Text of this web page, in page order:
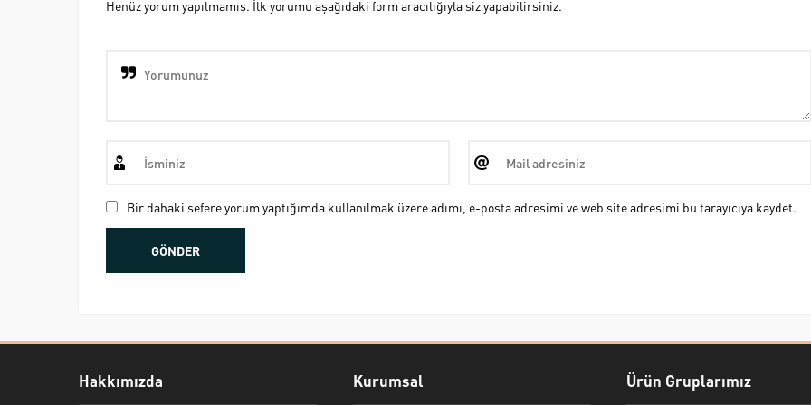
Henüz yorum yapılmamış. İlk yorumu aşağıdaki form aracılığıyla siz yapabilirsiniz.
Bir dahaki sefere yorum yaptığımda kullanılmak üzere adımı, e-posta adresimi ve web site adresimi bu tarayıcıya kaydet.
Hakkımızda Kurumsal Ürün Gruplarımız